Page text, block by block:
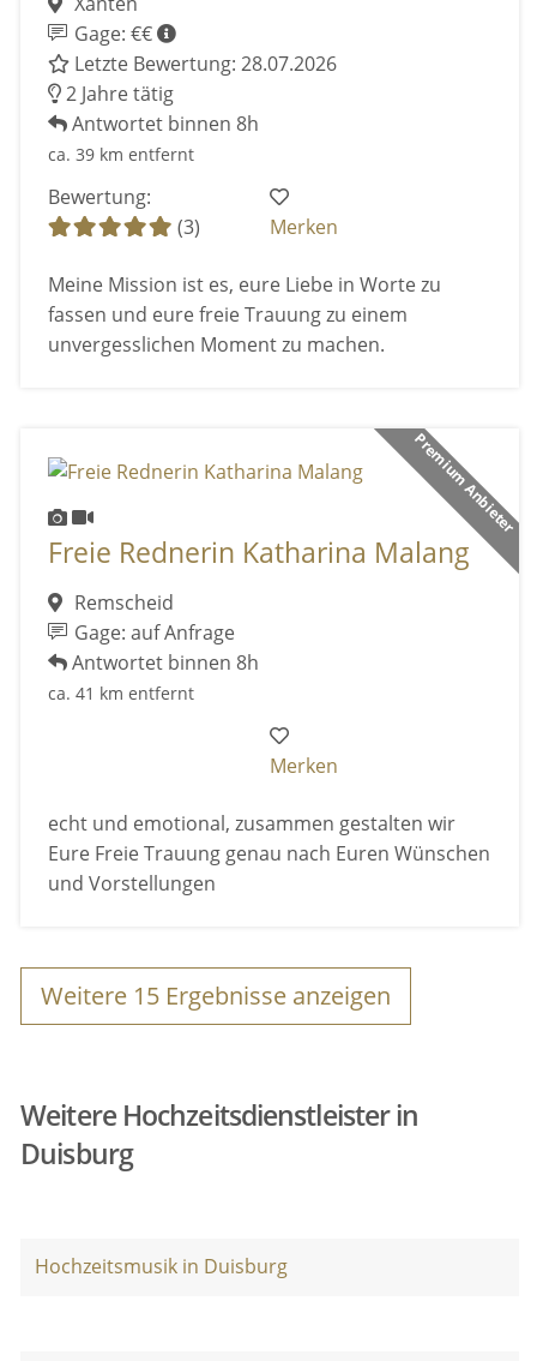
Gage: €€
Letzte Bewertung: 28.07.2026
2 Jahre tätig
Antwortet binnen 8h
ca. 39 km entfernt
Bewertung:
(3)
Merken
Meine Mission ist es, eure Liebe in Worte zu
fassen und eure freie Trauung zu einem
unvergesslichen Moment zu machen.
Premium Anbieter
Freie Rednerin Katharina Malang
Remscheid
Gage: auf Anfrage
Antwortet binnen 8h
ca. 41 km entfernt
Merken
echt und emotional, zusammen gestalten wir
Eure Freie Trauung genau nach Euren Wünschen
und Vorstellungen
Weitere 15 Ergebnisse anzeigen
Weitere Hochzeitsdienstleister in
Duisburg
Hochzeitsmusik in Duisburg